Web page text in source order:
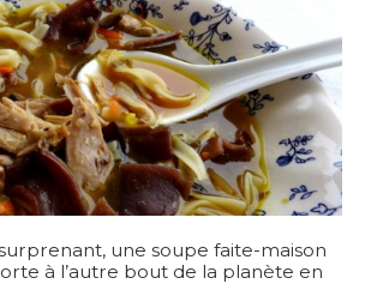
une soupe faite-maison
à l’autre bout de la planète en